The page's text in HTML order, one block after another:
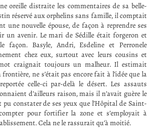
oreille distraite les commentaires de sa belle-
réservé aux orphelins sans famille, il comptait
une nouvelle épouse, de façon à reprendre ses
un avenir. Le mari de Sédille était forgeron et
façon. Basyle, Andri, Esdeline et Perronele
chez eux, surtout avec leurs cousins et
craignait toujours un malheur. Il estimait
ne s’était pas encore fait à l’idée que la
celle-ci par-delà le désert. Les assauts
d’ailleurs raison, mais il n’avait guère le
constater de ses yeux que l’Hôpital de Saint-
pour fortifier la zone et s’employait à
Cela ne le rassurait qu’à moitié.